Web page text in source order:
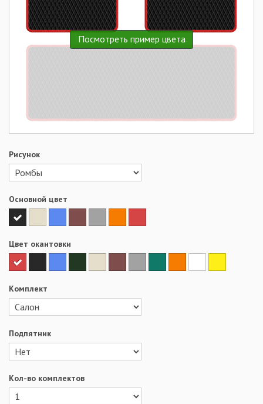
Посмотреть пример цвета
Рисунок
Основной цвет
Цвет окантовки
Комплект
Подпятник
Кол-во комплектов